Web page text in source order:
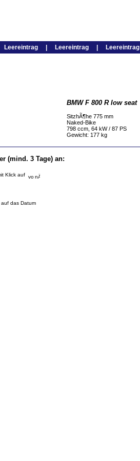
Leereintrag Leereintrag Leereintrag
BMW F 800 R low seat
SitzhÃ¶he 775 mm
Naked-Bike
798 ccm, 64 kW / 87 PS
Gewicht: 177 kg
(mind. 3 Tage) an:
Klick auf
das Datum